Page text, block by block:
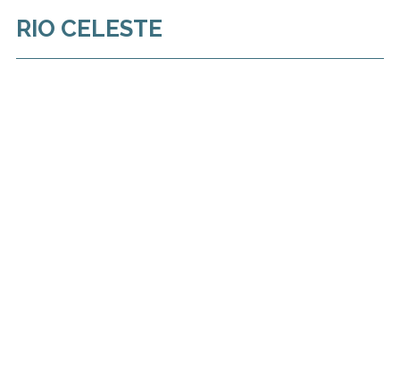
RIO CELESTE